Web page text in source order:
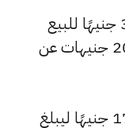
كما ارتفع سعر عيار 21 ليسجل 3285 جنيهًا للبيع
و3305 جنيهًا للشراء، بزيادة قدرها 20 جنيهات عن
كما شهد سعر عيار 18 ارتفاعًا بقيمة 17 جنيهًا ليبلغ